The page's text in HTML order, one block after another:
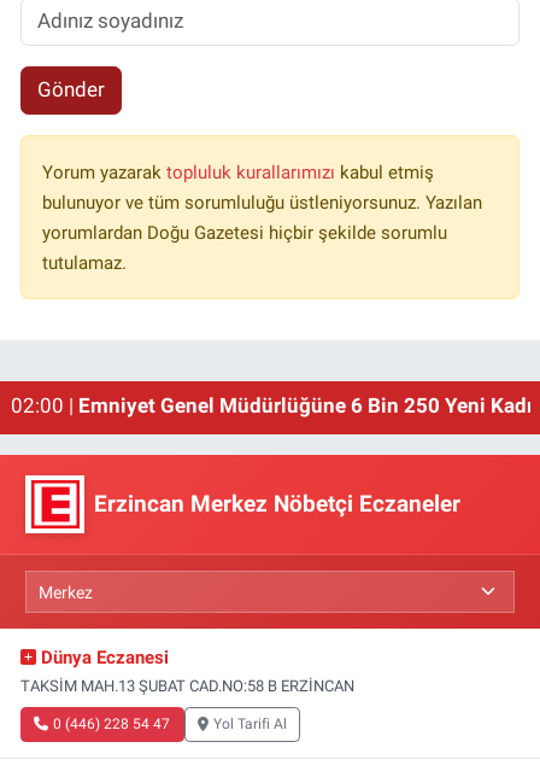
Gönder
Yorum yazarak topluluk kurallarımızı kabul etmiş
bulunuyor ve tüm sorumluluğu üstleniyorsunuz. Yazılan
yorumlardan Doğu Gazetesi hiçbir şekilde sorumlu
tutulamaz.
02:00 | Emniyet Genel Müdürlüğüne 6 Bin 250 Yeni
Erzincan Merkez Nöbetçi Eczaneler
Dünya Eczanesi
TAKSİM MAH.13 ŞUBAT CAD.NO:58 B ERZİNCAN
0 (446) 228 54 47 Yol Tarifi Al